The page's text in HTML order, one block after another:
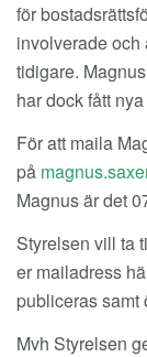
för
involverade och
tidigare.
har dock fått
För att maila
på
Magnus är det
Styrelsen vill ta
er mailadress
publiceras samt
Mvh Styrelsen